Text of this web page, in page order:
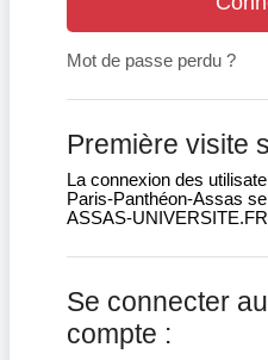
Mot de passe perdu ?
Première visite
La connexion des
Paris-Panthéon-Assas
ASSAS-
Se connecter
compte :